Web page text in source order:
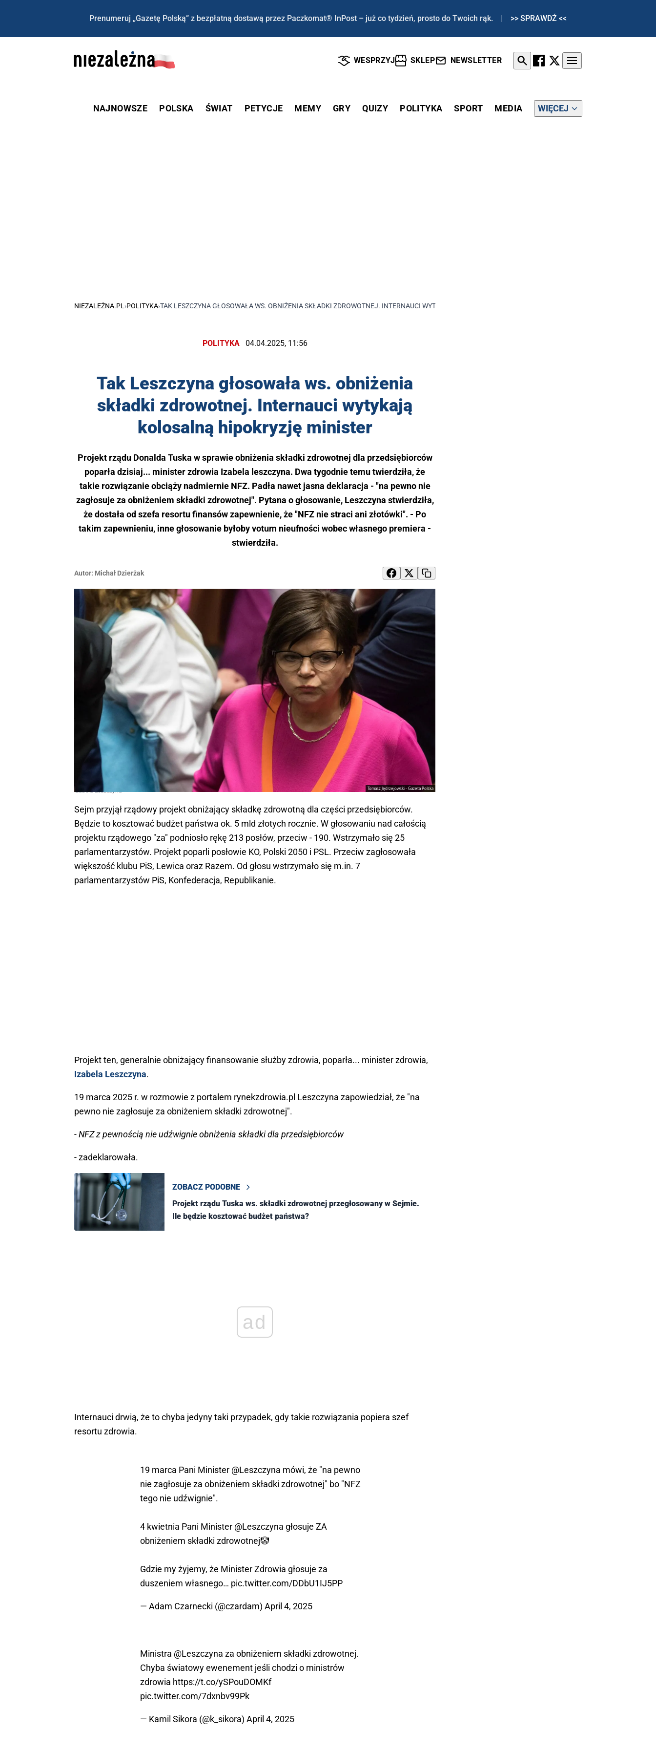
Prenumeruj „Gazetę Polską” z bezpłatną dostawą przez Paczkomat® InPost – już co tydzień, prosto do Twoich rąk. | >> SPRAWDŹ <<
WESPRZYJ SKLEP NEWSLETTER
NAJNOWSZE POLSKA ŚWIAT PETYCJE MEMY GRY QUIZY POLITYKA SPORT MEDIA WIĘCEJ
NIEZALEŻNA.PL ›POLITYKA›TAK LESZCZYNA GŁOSOWAŁA WS. OBNIŻENIA SKŁADKI ZDROWOTNEJ. INTERNAUCI WYTYKAJĄ KOLOSALNĄ HIPOKRYZJĘ MINISTER
POLITYKA 04.04.2025, 11:56
Tak Leszczyna głosowała ws. obniżenia
składki zdrowotnej. Internauci wytykają
kolosalną hipokryzję minister
Projekt rządu Donalda Tuska w sprawie obniżenia składki zdrowotnej dla przedsiębiorców
poparła dzisiaj... minister zdrowia Izabela leszczyna. Dwa tygodnie temu twierdziła, że
takie rozwiązanie obciąży nadmiernie NFZ. Padła nawet jasna deklaracja - "na pewno nie
zagłosuje za obniżeniem składki zdrowotnej". Pytana o głosowanie, Leszczyna stwierdziła,
że dostała od szefa resortu finansów zapewnienie, że "NFZ nie straci ani złotówki". - Po
takim zapewnieniu, inne głosowanie byłoby votum nieufności wobec własnego premiera -
stwierdziła.
Autor: Michał Dzierżak
Tomasz Jędrzejowski - Gazeta Polska
Izabela Leszczyna
Sejm przyjął rządowy projekt obniżający składkę zdrowotną dla części przedsiębiorców.
Będzie to kosztować budżet państwa ok. 5 mld złotych rocznie. W głosowaniu nad całością
projektu rządowego "za" podniosło rękę 213 posłów, przeciw - 190. Wstrzymało się 25
parlamentarzystów. Projekt poparli posłowie KO, Polski 2050 i PSL. Przeciw zagłosowała
większość klubu PiS, Lewica oraz Razem. Od głosu wstrzymało się m.in. 7
parlamentarzystów PiS, Konfederacja, Republikanie.
Projekt ten, generalnie obniżający finansowanie służby zdrowia, poparła... minister zdrowia,
Izabela Leszczyna.
19 marca 2025 r. w rozmowie z portalem rynekzdrowia.pl Leszczyna zapowiedział, że "na
pewno nie zagłosuje za obniżeniem składki zdrowotnej".
- NFZ z pewnością nie udźwignie obniżenia składki dla przedsiębiorców
- zadeklarowała.
ZOBACZ PODOBNE
Projekt rządu Tuska ws. składki zdrowotnej przegłosowany w Sejmie.
Ile będzie kosztować budżet państwa?
ad
Internauci drwią, że to chyba jedyny taki przypadek, gdy takie rozwiązania popiera szef
resortu zdrowia.
19 marca Pani Minister @Leszczyna mówi, że "na pewno
nie zagłosuje za obniżeniem składki zdrowotnej" bo "NFZ
tego nie udźwignie".
4 kwietnia Pani Minister @Leszczyna głosuje ZA
obniżeniem składki zdrowotnej🤡
Gdzie my żyjemy, że Minister Zdrowia głosuje za
duszeniem własnego… pic.twitter.com/DDbU1IJ5PP
— Adam Czarnecki (@czardam) April 4, 2025
Ministra @Leszczyna za obniżeniem składki zdrowotnej.
Chyba światowy ewenement jeśli chodzi o ministrów
zdrowia https://t.co/ySPouDOMKf
pic.twitter.com/7dxnbv99Pk
— Kamil Sikora (@k_sikora) April 4, 2025